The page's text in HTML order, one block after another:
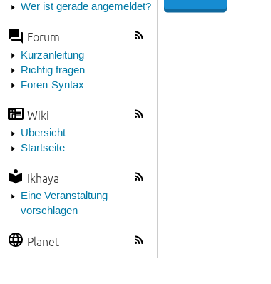
Wer ist gerade angemeldet?
Forum
Kurzanleitung
Richtig fragen
Foren-Syntax
Wiki
Übersicht
Startseite
Ikhaya
Eine Veranstaltung
vorschlagen
Planet